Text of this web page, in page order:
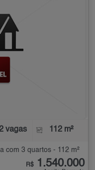
vagas 112 m²
com 3 quartos - 112 m²
R$ 1.540.000